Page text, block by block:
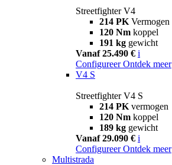
Streetfighter V4
214 PK Vermogen
120 Nm koppel
191 kg gewicht
Vanaf 25.490 € i
Configureer Ontdek meer
V4 S
Streetfighter V4 S
214 PK vermogen
120 Nm koppel
189 kg gewicht
Vanaf 29.090 € i
Configureer Ontdek meer
Multistrada